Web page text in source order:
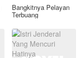
Bangkitnya Pelayan
Terbuang